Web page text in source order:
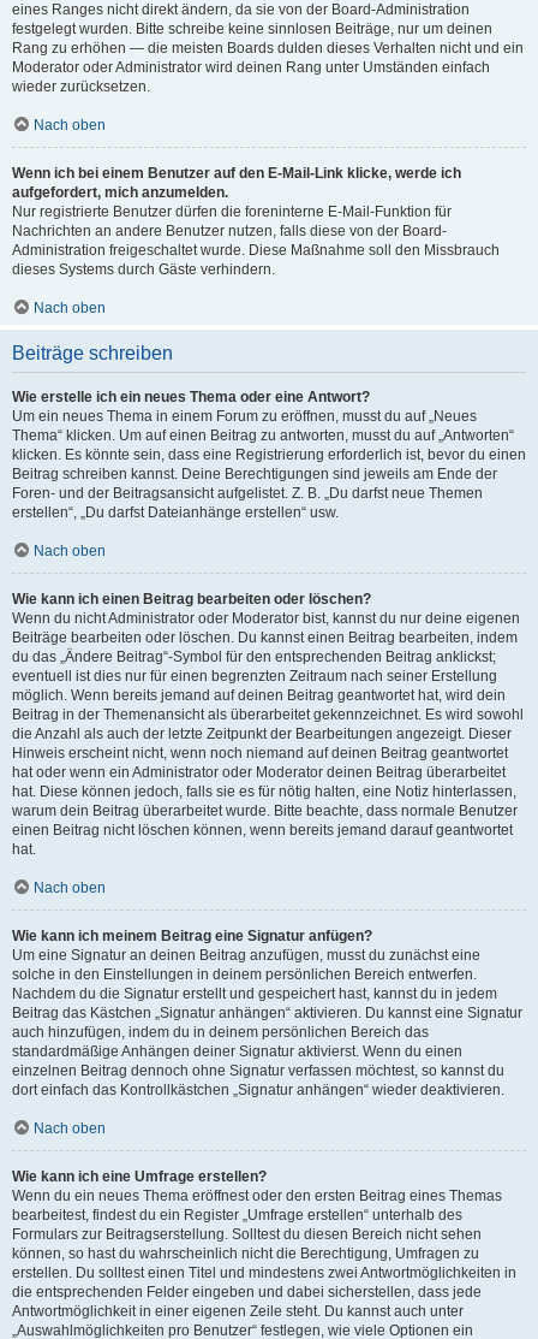
eines Ranges nicht direkt ändern, da sie von der Board-Administration
festgelegt wurden. Bitte schreibe keine sinnlosen Beiträge, nur um deinen
Rang zu erhöhen — die meisten Boards dulden dieses Verhalten nicht und ein
Moderator oder Administrator wird deinen Rang unter Umständen einfach
wieder zurücksetzen.
Nach oben
Wenn ich bei einem Benutzer auf den E-Mail-Link klicke, werde ich
aufgefordert, mich anzumelden.
Nur registrierte Benutzer dürfen die foreninterne E-Mail-Funktion für
Nachrichten an andere Benutzer nutzen, falls diese von der Board-
Administration freigeschaltet wurde. Diese Maßnahme soll den Missbrauch
dieses Systems durch Gäste verhindern.
Nach oben
Beiträge schreiben
Wie erstelle ich ein neues Thema oder eine Antwort?
Um ein neues Thema in einem Forum zu eröffnen, musst du auf „Neues
Thema“ klicken. Um auf einen Beitrag zu antworten, musst du auf „Antworten“
klicken. Es könnte sein, dass eine Registrierung erforderlich ist, bevor du einen
Beitrag schreiben kannst. Deine Berechtigungen sind jeweils am Ende der
Foren- und der Beitragsansicht aufgelistet. Z. B. „Du darfst neue Themen
erstellen“, „Du darfst Dateianhänge erstellen“ usw.
Nach oben
Wie kann ich einen Beitrag bearbeiten oder löschen?
Wenn du nicht Administrator oder Moderator bist, kannst du nur deine eigenen
Beiträge bearbeiten oder löschen. Du kannst einen Beitrag bearbeiten, indem
du das „Ändere Beitrag“-Symbol für den entsprechenden Beitrag anklickst;
eventuell ist dies nur für einen begrenzten Zeitraum nach seiner Erstellung
möglich. Wenn bereits jemand auf deinen Beitrag geantwortet hat, wird dein
Beitrag in der Themenansicht als überarbeitet gekennzeichnet. Es wird sowohl
die Anzahl als auch der letzte Zeitpunkt der Bearbeitungen angezeigt. Dieser
Hinweis erscheint nicht, wenn noch niemand auf deinen Beitrag geantwortet
hat oder wenn ein Administrator oder Moderator deinen Beitrag überarbeitet
hat. Diese können jedoch, falls sie es für nötig halten, eine Notiz hinterlassen,
warum dein Beitrag überarbeitet wurde. Bitte beachte, dass normale Benutzer
einen Beitrag nicht löschen können, wenn bereits jemand darauf geantwortet
hat.
Nach oben
Wie kann ich meinem Beitrag eine Signatur anfügen?
Um eine Signatur an deinen Beitrag anzufügen, musst du zunächst eine
solche in den Einstellungen in deinem persönlichen Bereich entwerfen.
Nachdem du die Signatur erstellt und gespeichert hast, kannst du in jedem
Beitrag das Kästchen „Signatur anhängen“ aktivieren. Du kannst eine Signatur
auch hinzufügen, indem du in deinem persönlichen Bereich das
standardmäßige Anhängen deiner Signatur aktivierst. Wenn du einen
einzelnen Beitrag dennoch ohne Signatur verfassen möchtest, so kannst du
dort einfach das Kontrollkästchen „Signatur anhängen“ wieder deaktivieren.
Nach oben
Wie kann ich eine Umfrage erstellen?
Wenn du ein neues Thema eröffnest oder den ersten Beitrag eines Themas
bearbeitest, findest du ein Register „Umfrage erstellen“ unterhalb des
Formulars zur Beitragserstellung. Solltest du diesen Bereich nicht sehen
können, so hast du wahrscheinlich nicht die Berechtigung, Umfragen zu
erstellen. Du solltest einen Titel und mindestens zwei Antwortmöglichkeiten in
die entsprechenden Felder eingeben und dabei sicherstellen, dass jede
Antwortmöglichkeit in einer eigenen Zeile steht. Du kannst auch unter
„Auswahlmöglichkeiten pro Benutzer“ festlegen, wie viele Optionen ein